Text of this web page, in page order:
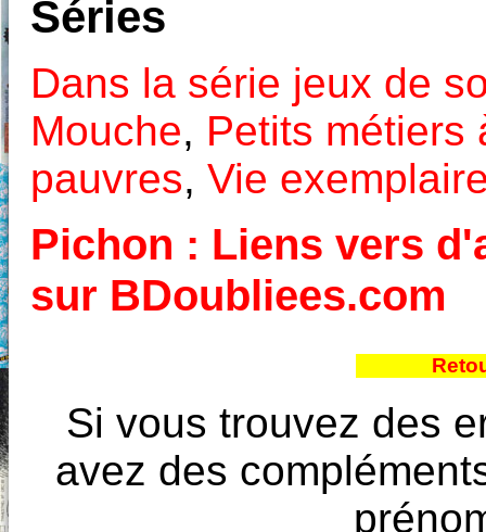
Séries
Dans la série jeux de
Mouche, Petits métiers
pauvres, Vie
Pichon : Liens vers
sur BDoubliees.com
Si vous trouvez des
avez des